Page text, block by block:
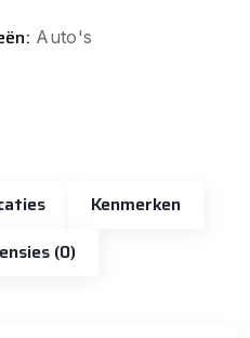
Auto's
Kenmerken
Recensies (0)